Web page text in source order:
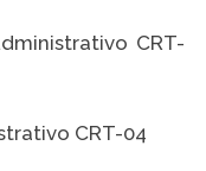
CRT-
CRT-04